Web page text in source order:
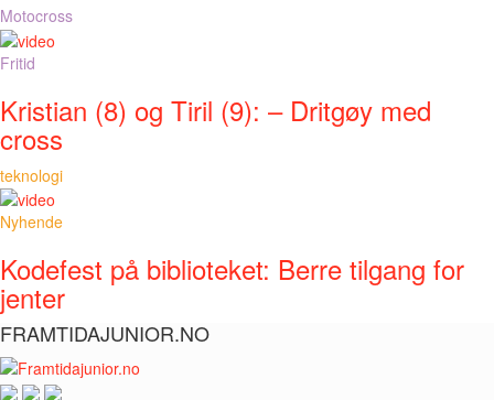
Motocross
Fritid
Kristian (8) og Tiril (9): – Dritgøy med
cross
teknologi
Nyhende
Kodefest på biblioteket: Berre tilgang for
jenter
FRAMTIDAJUNIOR.NO